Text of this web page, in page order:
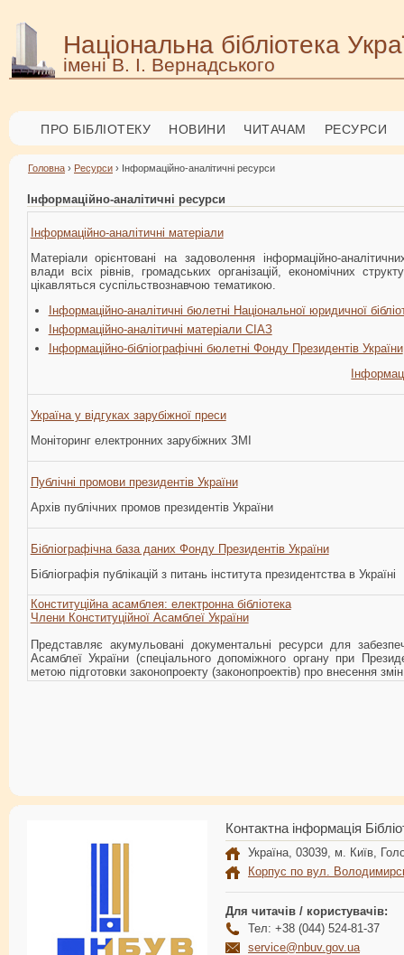
Національна бібліотека
імені В. І. Вернадського
ПРО БІБЛІОТЕКУ НОВИНИ ЧИТАЧАМ РЕСУРСИ
Головна › Ресурси › Інформаційно-аналітичні ресурси
Інформаційно-аналітичні ресурси
Інформаційно-аналітичні матеріали
Матеріали орієнтовані на задоволення інформаційно-
влади всіх рівнів, громадських організацій, економічних
цікавляться суспільствознавчою тематикою.
Інформаційно-аналітичні бюлетні Національної юридичної
Інформаційно-аналітичні матеріали CІАЗ
Інформаційно-бібліографічні бюлетні Фонду Президентів України
Україна у відгуках зарубіжної преси
Моніторинг електронних зарубіжних ЗМІ
Публічні промови президентів України
Архів публічних промов президентів України
Бібліографічна база даних Фонду Президентів України
Бібліографія публікацій з питань інститута президентства в Україні
Конституційна асамблея: електронна бібліотека
Члени Конституційної Асамблеї України
Представляє акумульовані документальні ресурси для
Асамблеї України (спеціального допоміжного органу при
метою підготовки законопроекту (законопроектів) про внесення
Контактна інформація
Україна, 03039, м. Київ,
Корпус по вул.
Для читачів / користувачів:
Тел: +38 (044) 524-81-37
service@nbuv.gov.ua